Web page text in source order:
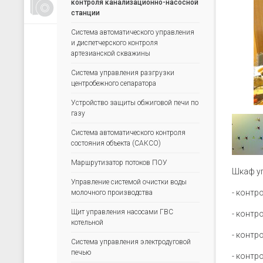
Счетчики, таймеры, тахометры
Для водоподготовки
Для электрических сетей
Архиваторы
Дополнительные устройства
контроля канализационно-насосной
станции
Система автоматического управления
и диспетчерского контроля
артезианской скважины
Система управления разгрузки
центробежного сепаратора
Устройство защиты обжиговой печи по
газу
Система автоматического контроля
состояния объекта (САКСО)
Маршрутизатор потоков ПОУ
Управление системой очистки воды
молочного производства
Щит управления насосами ГВС
котельной
Система управления электродуговой
печью
Шкаф
-
-
-
-